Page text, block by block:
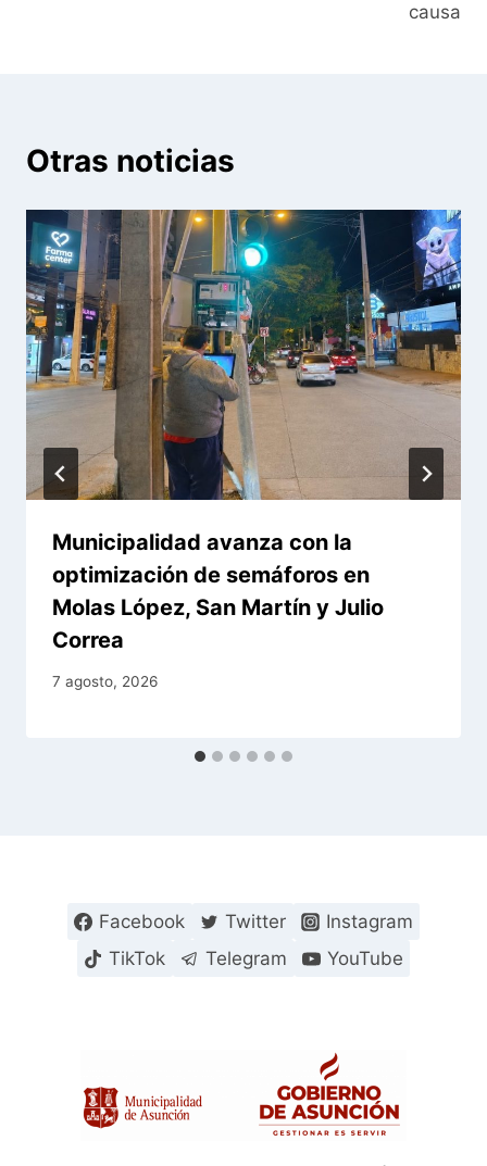
causa
Otras noticias
Municipalidad avanza con la
optimización de semáforos en
Molas López, San Martín y Julio
Correa
7 agosto, 2026
Facebook Twitter
Instagram
TikTok
Telegram YouTube